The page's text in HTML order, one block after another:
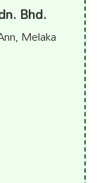
Bhd.
Melaka